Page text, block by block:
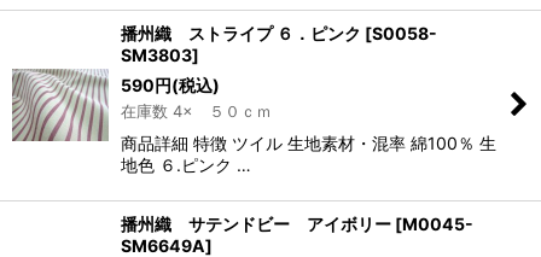
播州織 ストライプ ６．ピンク [S0058-
SM3803]
590円(税込)
在庫数 4× ５０ｃｍ
商品詳細 特徴 ツイル 生地素材・混率 綿100％ 生
地色 ６.ピンク …
播州織 サテンドビー アイボリー [M0045-
SM6649A]